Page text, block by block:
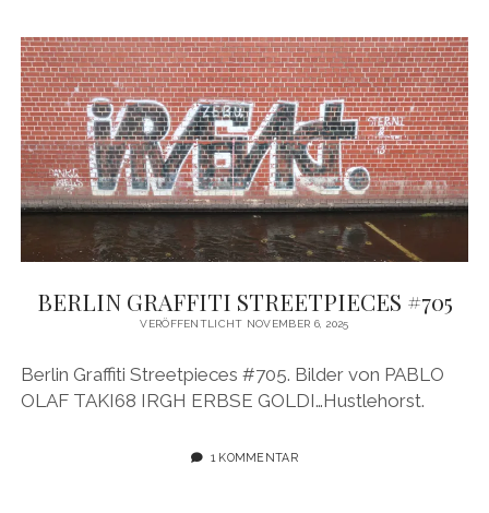
BERLIN GRAFFITI STREETPIECES #705
VERÖFFENTLICHT NOVEMBER 6, 2025
Berlin Graffiti Streetpieces #705. Bilder von PABLO
OLAF TAKI68 IRGH ERBSE GOLDI…Hustlehorst.
1 KOMMENTAR